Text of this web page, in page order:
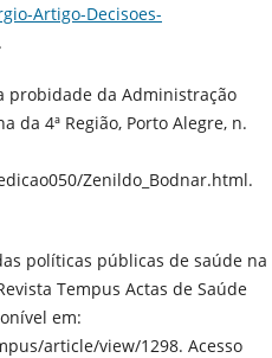
Artigo-Decisoes-
probidade da Administração
da 4ª Região, Porto Alegre, n.
Zenildo_Bodnar.html.
políticas públicas de saúde na
Tempus Actas de Saúde
em:
article/view/1298. Acesso